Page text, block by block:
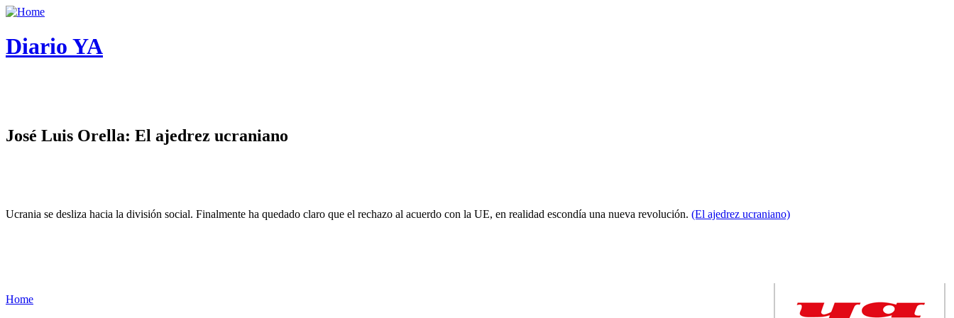
Diario YA
José Luis Orella: El ajedrez ucraniano
Ucrania se desliza hacia la división social. Finalmente ha quedado claro que el rechazo al acuerdo con la UE, en realidad escondía una nueva revolución. (El ajedrez ucraniano)
Home